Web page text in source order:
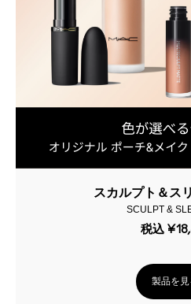
スカルプト＆ス
SCULPT &
税込
製品を見